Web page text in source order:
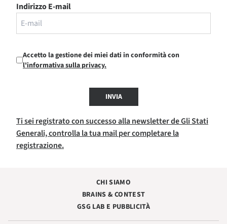
Indirizzo E-mail
Accetto la gestione dei miei dati in conformità con
l'informativa sulla privacy.
INVIA
Ti sei registrato con successo alla newsletter de Gli Stati
Generali, controlla la tua mail per completare la
registrazione.
CHI SIAMO
BRAINS & CONTEST
GSG LAB E PUBBLICITÀ